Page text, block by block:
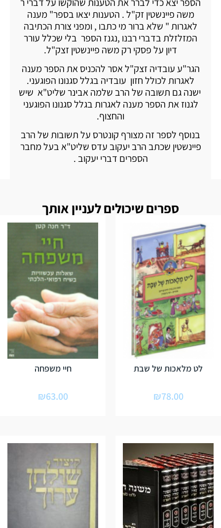
משה פיינשטין זק"ל . הטענות יצאו בספר" מענה
לאגרות " שלא ברור מי כתבו , ומפני צורת הכתיבה
המזלזלת בדברי רבנו ,נגנז הספר בלי שכלל עורר
דיון על פסקי רק משה פיינשטין זצק"ל.
הגר"ע עובדיה זצק"ל אסר להכניס את הספר מענה
לאגרות לכולל חזון עובדיה בגלל סגנונו הפוגעני.
ישנה גם תשובה של הרב שלמה אבינר שליט"א שיש
לגנוז את הספר מענה לאגרות בגלל סגנונו הפוגעני
והחצוף.
בנוסף לספר זה מצורף קונטרס על תשובות של הרב
פיינשטין שכתב הרב יעקוב עדס שליט"א בעל מחבר
הספרים דברי יעקוב .
ספרים שיכולים לעניין אותך
לט מלאכות של שבת
₪78.00
חיי משפחה
₪63.00